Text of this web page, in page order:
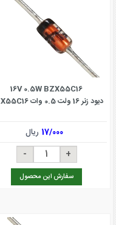
16V 0.5W BZX55C16
دیود زنر 16 ولت 0.5 وات BZX55C16
17/000 ریال
سفارش این محصول